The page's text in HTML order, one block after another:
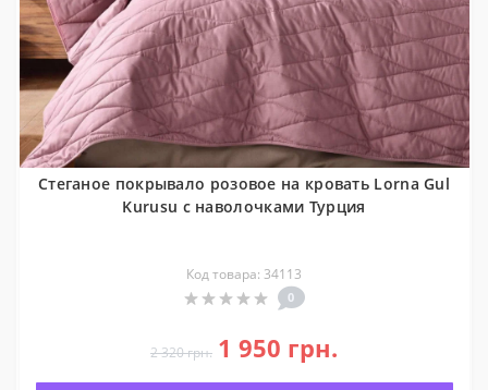
Стеганое покрывало розовое на кровать Lorna Gul
Kurusu с наволочками Турция
Код товара: 34113
0
2 320 грн. 1 950 грн.